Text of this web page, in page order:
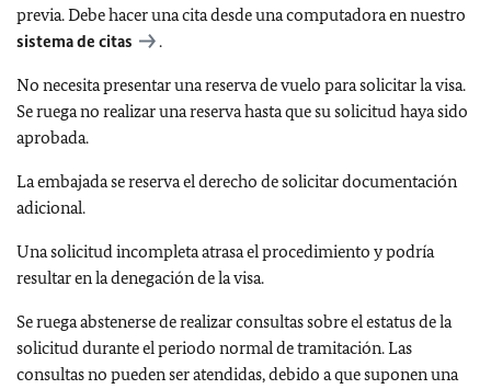
previa. Debe hacer una cita desde una computadora en nuestro
sistema de citas
.
No necesita presentar una reserva de vuelo para solicitar la visa.
Se ruega no realizar una reserva hasta que su solicitud haya sido
aprobada.
La embajada se reserva el derecho de solicitar documentación
adicional.
Una solicitud incompleta atrasa el procedimiento y podría
resultar en la denegación de la visa.
Se ruega abstenerse de realizar consultas sobre el estatus de la
solicitud durante el periodo normal de tramitación. Las
consultas no pueden ser atendidas, debido a que suponen una